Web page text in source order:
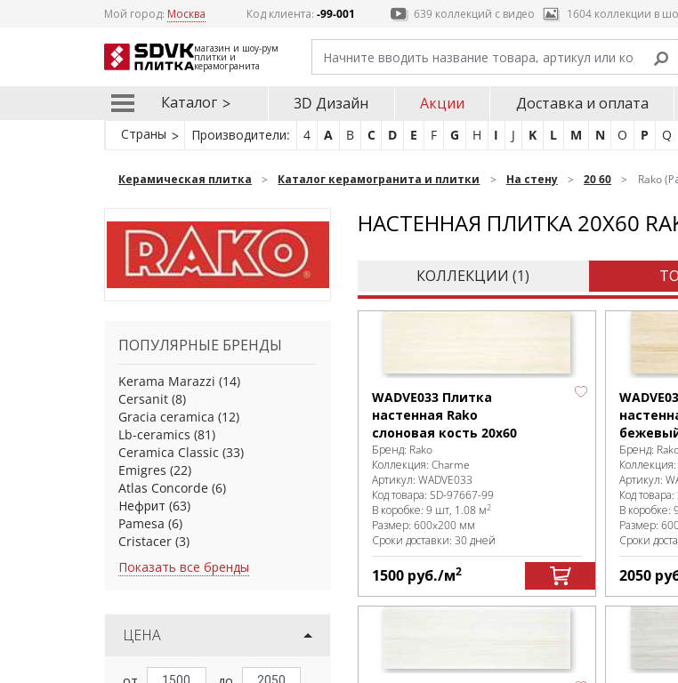
Мой город: Москва Код клиента:-99-001 639 коллекций с видео 1604 коллекции в
магазин и шоу-рум
плитки и
керамогранита
Каталог 3D Дизайн Акции Доставка и оплата
Страны Производители: 4 A B C D E F G H I J K L M N O P Q
Керамическая плитка Каталог керамогранита и плитки На стену 20 60 Rako
ПОПУЛЯРНЫЕ БРЕНДЫ
Kerama Marazzi (14)
Cersanit (8)
Gracia ceramica (12)
Lb-ceramics (81)
Ceramica Classic (33)
Emigres (22)
Atlas Concorde (6)
Нефрит (63)
Pamesa (6)
Cristacer (3)
Показать все бренды
ЦЕНА
НАСТЕННАЯ ПЛИТКА 20X60
КОЛЛЕКЦИИ (1)
WADVE033 Плитка
настенная Rako
слоновая кость 20x60
Бренд: Rako
Коллекция: Charme
Артикул: WADVE033
Код товара: SD-97667-99
В коробке: 9 шт, 1.08 м2
Размер: 600x200 мм
Сроки доставки: 30 дней
1500 руб./м2
Бренд:
Артикул:
Код товара:
В коробке:
Размер:
Сроки
2050